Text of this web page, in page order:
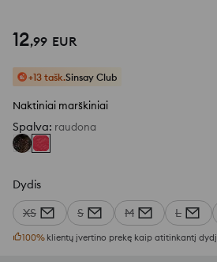
12,99 EUR
+13 tašk.Sinsay Club
Naktiniai marškiniai
Spalva: raudona
Dydis
XS S M L
100% klientų įvertino prekę kaip atitinkantį dydį